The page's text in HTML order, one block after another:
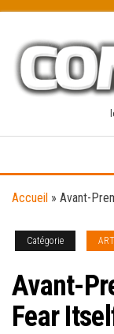
content
Accueil » Avant-
Catégorie
Avant-
Fear